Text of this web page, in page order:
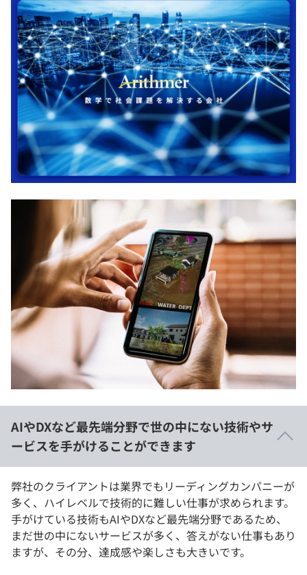
AIやDXなど最先端分野で世の中にない技術やサ
ービスを手がけることができます
弊社のクライアントは業界でもリーディングカンパニーが
多く、ハイレベルで技術的に難しい仕事が求められます。
手がけている技術もAIやDXなど最先端分野であるため、
まだ世の中にないサービスが多く、答えがない仕事もあり
ますが、その分、達成感や楽しさも大きいです。